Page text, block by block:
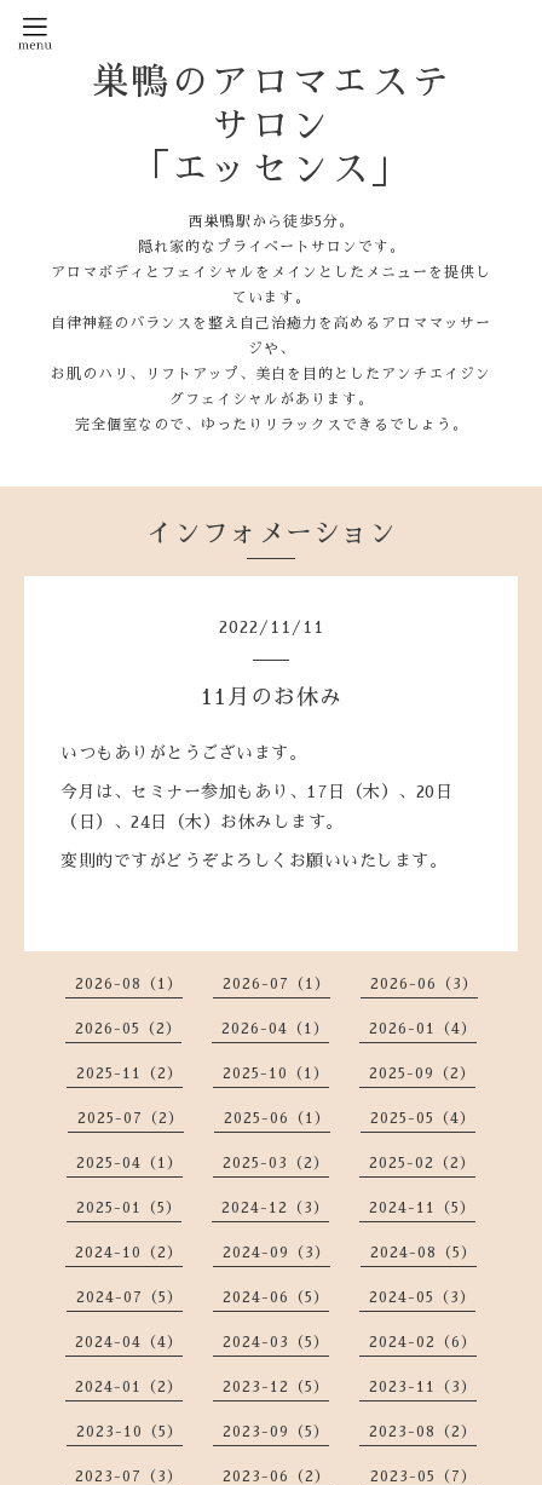
巣鴨のアロマエステ
サロン
「エッセンス」
西巣鴨駅から徒歩5分。
隠れ家的なプライベートサロンです。
アロマボディとフェイシャルをメインとしたメニューを提供し
ています。
自律神経のバランスを整え自己治癒力を高めるアロママッサー
ジや、
お肌のハリ、リフトアップ、美白を目的としたアンチエイジン
グフェイシャルがあります。
完全個室なので、ゆったりリラックスできるでしょう。
インフォメーション
2022 / 11 / 11
11月のお休み
いつもありがとうございます。
今月は、セミナー参加もあり、17日（木）、20日
（日）、24日（木）お休みします。
変則的ですがどうぞよろしくお願いいたします。
2026-08（1） 2026-07（1） 2026-06（3）
2026-05（2） 2026-04（1） 2026-01（4）
2025-11（2） 2025-10（1） 2025-09（2）
2025-07（2） 2025-06（1） 2025-05（4）
2025-04（1） 2025-03（2） 2025-02（2）
2025-01（5） 2024-12（3） 2024-11（5）
2024-10（2） 2024-09（3） 2024-08（5）
2024-07（5） 2024-06（5） 2024-05（3）
2024-04（4） 2024-03（5） 2024-02（6）
2024-01（2） 2023-12（5） 2023-11（3）
2023-10（5） 2023-09（5） 2023-08（2）
2023-07（3） 2023-06（2） 2023-05（7）